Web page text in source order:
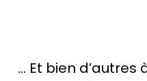
… Et bien d’autres